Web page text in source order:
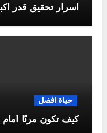
أسرار تحقيق قدر
حياة افضل
كيف تكون مرنًا أمام